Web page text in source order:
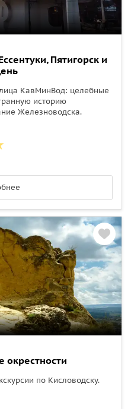
Пятигорск и
КавМинВод: целебные
историю
Железноводска.
окрестности
по Кисловодску.